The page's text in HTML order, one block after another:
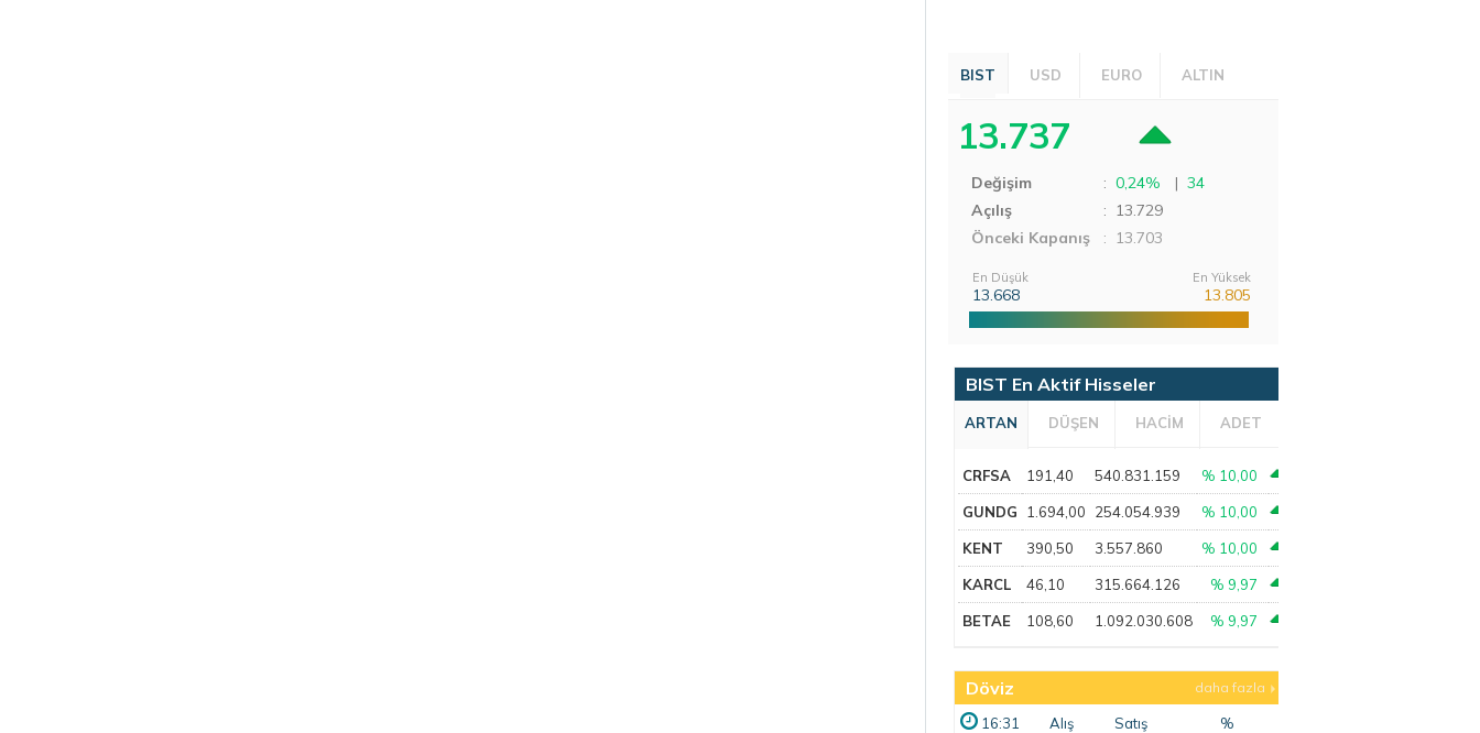
BIST USD EURO ALTIN
13.737
Değişim : 0,24% | 34
Açılış
: 13.729
Önceki Kapanış
: 13.703
En Düşük
13.668
En Yüksek
13.805
BIST En Aktif Hisseler
ARTAN DÜŞEN HACİM ADET
CRFSA 191,40 540.831.159 % 10,00
GUNDG 1.694,00 254.054.939 % 10,00
KENT 390,50 3.557.860 % 10,00
KARCL 46,10 315.664.126 % 9,97
BETAE 108,60 1.092.030.608 % 9,97
Döviz daha fazla
16:31 Alış Satış %